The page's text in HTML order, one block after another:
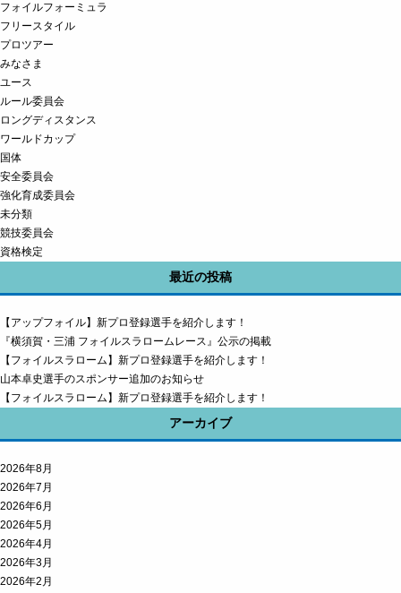
フォイルフォーミュラ
フリースタイル
プロツアー
みなさま
ユース
ルール委員会
ロングディスタンス
ワールドカップ
国体
安全委員会
強化育成委員会
未分類
競技委員会
資格検定
最近の投稿
【アップフォイル】新プロ登録選手を紹介します！
『横須賀・三浦 フォイルスラロームレース』公示の掲載
【フォイルスラローム】新プロ登録選手を紹介します！
山本卓史選手のスポンサー追加のお知らせ
【フォイルスラローム】新プロ登録選手を紹介します！
アーカイブ
2026年8月
2026年7月
2026年6月
2026年5月
2026年4月
2026年3月
2026年2月